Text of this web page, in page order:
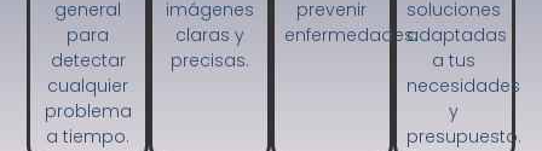
general
para
detectar
cualquier
problema
a tiempo.
imágenes
claras y
precisas.
prevenir
enfermedades.
soluciones
adaptadas
a tus
necesidades
y
presupuesto.